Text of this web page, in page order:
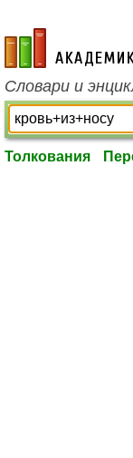
academic.ru
Словари и
Толкования